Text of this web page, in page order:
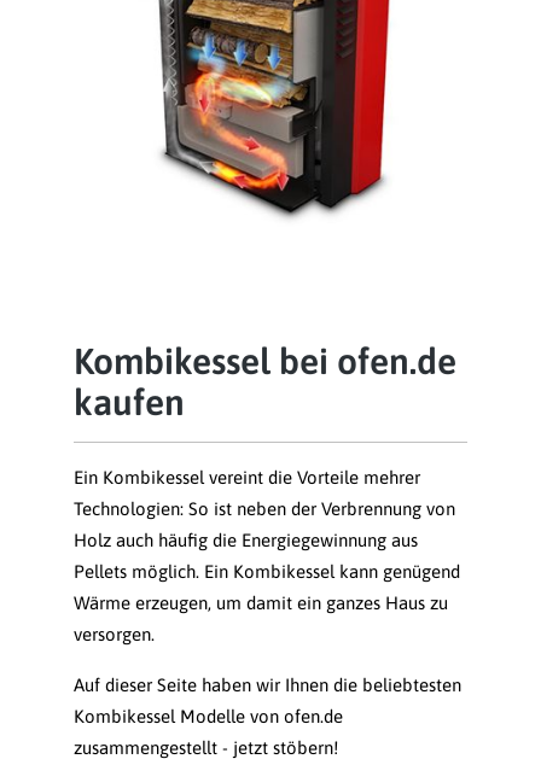
Kombikessel bei ofen.de
kaufen
Ein Kombikessel vereint die Vorteile mehrer
Technologien: So ist neben der Verbrennung von
Holz auch häufig die Energiegewinnung aus
Pellets möglich. Ein Kombikessel kann genügend
Wärme erzeugen, um damit ein ganzes Haus zu
versorgen.
Auf dieser Seite haben wir Ihnen die beliebtesten
Kombikessel Modelle von ofen.de
zusammengestellt - jetzt stöbern!